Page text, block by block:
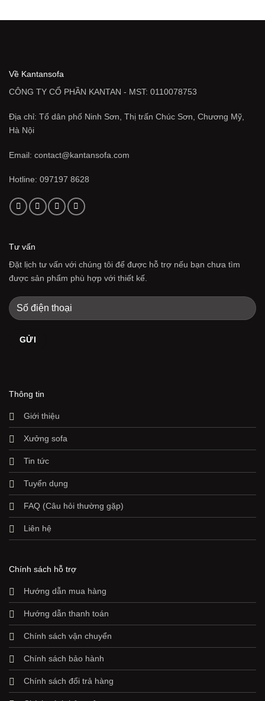
Về Kantansofa
CÔNG TY CỔ PHẦN KANTAN - MST: 0110078753
Địa chỉ: Tổ dân phố Ninh Sơn, Thị trấn Chúc Sơn, Chương Mỹ,
Hà Nội
Email: contact@kantansofa.com
Hotline: 097197 8628
Thông tin
Giới thiệu
Xưởng sofa
Tin tức
Tuyển dụng
FAQ (Câu hỏi thường gặp)
Liên hệ
Chính sách hỗ trợ
Hướng dẫn mua hàng
Hướng dẫn thanh toán
Chính sách vận chuyển
Chính sách bảo hành
Chính sách đổi trả hàng
Tư vấn
Đặt lịch tư vấn với chúng tôi để được hỗ trợ nếu bạn chưa tìm
được sản phẩm phù hợp với thiết kế.